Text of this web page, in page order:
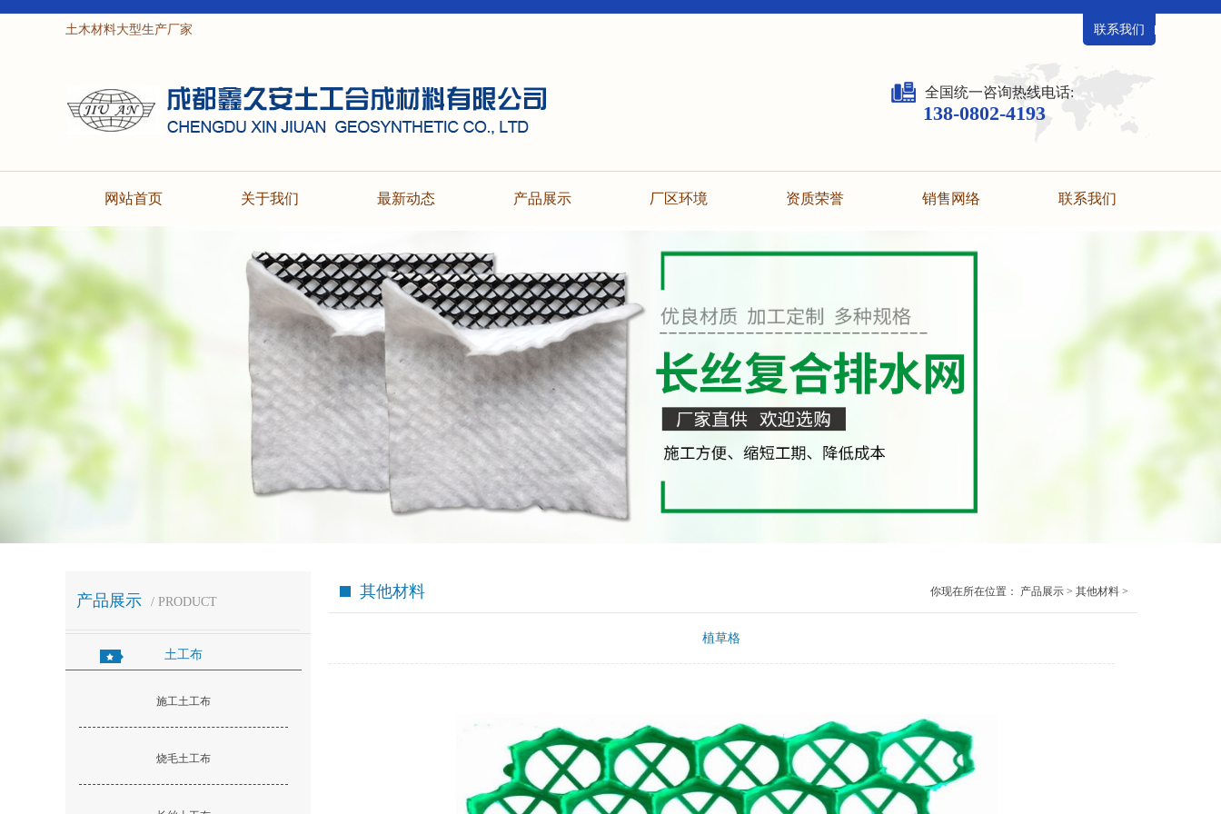
土木材料大型生产厂家 联系我们
全国统一咨询热线电话:
138-0802-4193
网站首页 关于我们 最新动态 产品展示 厂区环境 资质荣誉 销售网络 联系我们
产品展示 / PRODUCT
土工布
施工土工布
烧毛土工布
其他材料 你现在所在位置： 产品展示 > 其他材料 >
植草格